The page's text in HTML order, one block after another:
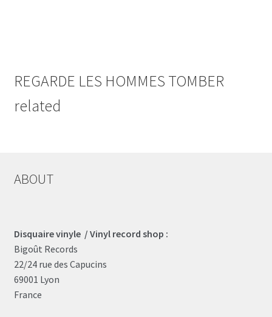
REGARDE LES HOMMES TOMBER
related
ABOUT
Disquaire vinyle / Vinyl record shop :
Bigoût Records
22/24 rue des Capucins
69001 Lyon
France